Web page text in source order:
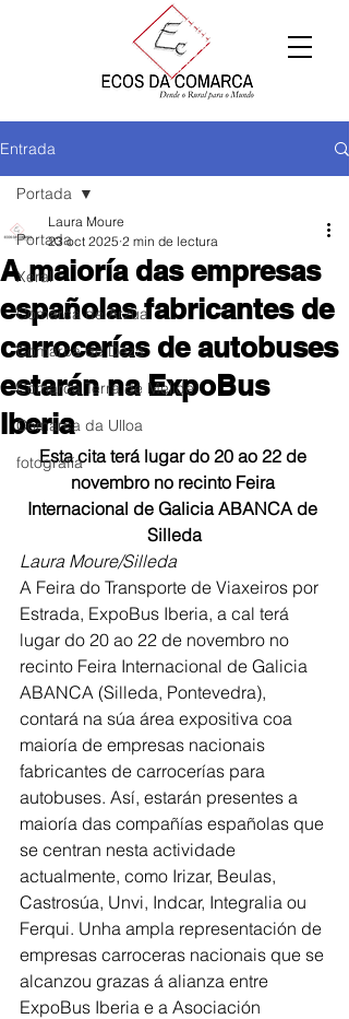
Entrada
Portada
Xeral
Comarca de Arzúa
Comarca de Deza
Comarca Terra de Melide
Comarca da Ulloa
fotografía
Portada
A maioría das empresas
españolas fabricantes de
carrocerías de autobuses
estarán na ExpoBus
Iberia
Laura Moure
23 oct 2025 2 min de lectura
Esta cita terá lugar do 20 ao 22 de
novembro no recinto Feira
Internacional de Galicia ABANCA de
Silleda
Laura Moure/Silleda
A Feira do Transporte de Viaxeiros por
Estrada, ExpoBus Iberia, a cal terá
lugar do 20 ao 22 de novembro no
recinto Feira Internacional de Galicia
ABANCA (Silleda, Pontevedra),
contará na súa área expositiva coa
maioría de empresas nacionais
fabricantes de carrocerías para
autobuses. Así, estarán presentes a
maioría das compañías españolas que
se centran nesta actividade
actualmente, como Irizar, Beulas,
Castrosúa, Unvi, Indcar, Integralia ou
Ferqui. Unha ampla representación de
empresas carroceras nacionais que se
alcanzou grazas á alianza entre
ExpoBus Iberia e a Asociación